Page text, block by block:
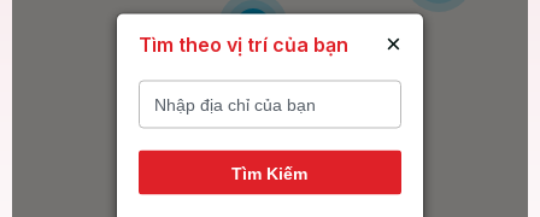
14
Tìm theo vị trí của bạn ×
Tìm Kiếm